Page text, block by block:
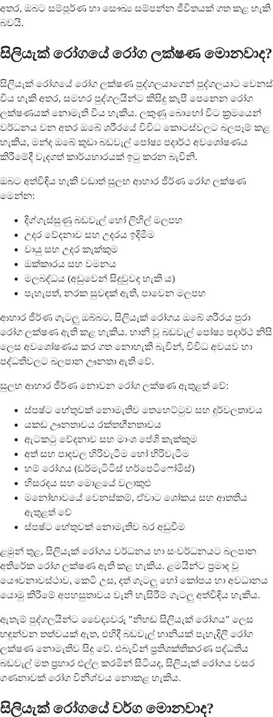
අතර, ඔබට සම්පූර්ණ හා සෞඛ්‍ය සම්පන්න ජීවිතයක් ගත කළ හැකි
බවයි.
සිලියැක් රෝගයේ රෝග ලක්ෂණ මොනවාද?
සිලියැක් රෝගයේ රෝග ලක්ෂණ පුද්ගලයාගෙන් පුද්ගලයාට වෙනස්
විය හැකි අතර, සමහර පුද්ගලයින්ට කිසිදු කැපී පෙනෙන රෝග
ලක්ෂණයක් නොමැති විය හැකිය. ලකුණු බොහෝ විට ක්‍රමයෙන්
වර්ධනය වන අතර ඔබේ ශරීරයේ විවිධ කොටස්වලට බලපෑම් කළ
හැකිය, මන්ද ඔබේ කුඩා බඩවැල් පෝෂ්‍ය පදාර්ථ අවශෝෂණය
කිරීමේදී වැදගත් කාර්යභාරයක් ඉටු කරන බැවිනි.
ඔබට අත්විඳිය හැකි වඩාත් සුලභ ආහාර ජීර්ණ රෝග ලක්ෂණ
මෙන්න:
දිග්ගැස්සුණු බඩවැල් හෝ ලිහිල් මලපහ
උදර වේදනාව සහ උදරය ඉදිමීම
වායු සහ උදර කැක්කුම
ඔක්කාරය සහ වමනය
මලබද්ධය (අඩුවෙන් සිදුවුවද හැකි ය)
පැහැපත්, නරක සුවඳක් ඇති, පාවෙන මලපහ
ආහාර ජීර්ණ ගැටලු ඔබ්බට, සිලියැක් රෝගය ඔබේ ශරීරය පුරා
රෝග ලක්ෂණ ඇති කළ හැකිය. හානි වූ බඩවැල් පෝෂ්‍ය පදාර්ථ නිසි
ලෙස අවශෝෂණය කර ගත නොහැකි බැවින්, විවිධ අවයව හා
පද්ධතිවලට බලපාන ඌනතා ඇති වේ.
සුලභ ආහාර ජීර්ණ නොවන රෝග ලක්ෂණ ඇතුළත් වේ:
ස්පෂ්ට හේතුවක් නොමැතිව තෙහෙට්ටුව සහ දුර්වලතාවය
යකඩ ඌනතාවය රක්තහීනතාවය
ඇටකටු වේදනාව සහ මාංශ පේශි කැක්කුම
අත් සහ පාදවල හිරිවැටීම හෝ හිරිවැටීම
හම් රෝගය (ඩර්මැටිටිස් හර්පෙටිෆෝමිස්)
හිසරදය සහ මොළයේ වලාකුළු
මනෝභාවයේ වෙනස්කම්, ඒවාට ශෝකය සහ ආතතිය
ඇතුළත් වේ
ස්පෂ්ට හේතුවක් නොමැතිව බර අඩුවීම
ළමුන් තුළ, සිලියැක් රෝගය වර්ධනය හා සංවර්ධනයට බලපාන
අතිරේක රෝග ලක්ෂණ ඇති කළ හැකිය. ළමයින්ට ප්‍රමාද වූ
යෞවනාවස්ථාව, කෙටි උස, දත් ගැටලු හෝ කෝපය හා අවධානය
යොමු කිරීමේ අපහසුතාවය වැනි හැසිරීම් ගැටලු අත්විඳිය හැකිය.
ඇතැම් පුද්ගලයින්ට වෛද්‍යවරු "නිහඬ සිලියැක් රෝගය" ලෙස
හඳුන්වන තත්වයක් ඇත, එහිදී බඩවැල් හානියක් පැහැදිලි රෝග
ලක්ෂණ නොමැතිව සිදු වේ. එබැවින් ප්‍රතිශක්තිකරණ පද්ධතිය
බඩවැල් මත ප්‍රහාර එල්ල කරමින් සිටියද, සිලියැක් රෝගය වසර
ගණනාවක් රෝග විනිශ්චය නොකළ හැකිය.
සිලියැක් රෝගයේ වර්ග මොනවාද?